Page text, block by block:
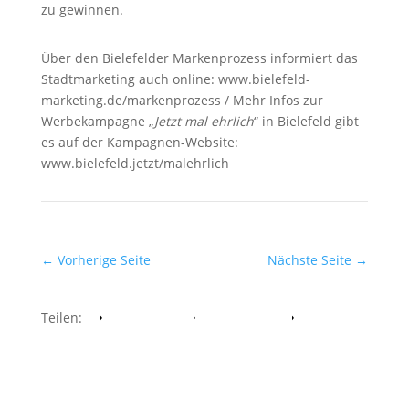
zu gewinnen.
Über den Bielefelder Markenprozess informiert das
Stadtmarketing auch online: www.bielefeld-
marketing.de/markenprozess / Mehr Infos zur
Werbekampagne „Jetzt mal ehrlich“ in Bielefeld gibt
es auf der Kampagnen-Website:
www.bielefeld.jetzt/malehrlich
← Vorherige Seite Nächste Seite →
Teilen: Facebook Whatsapp Twitter